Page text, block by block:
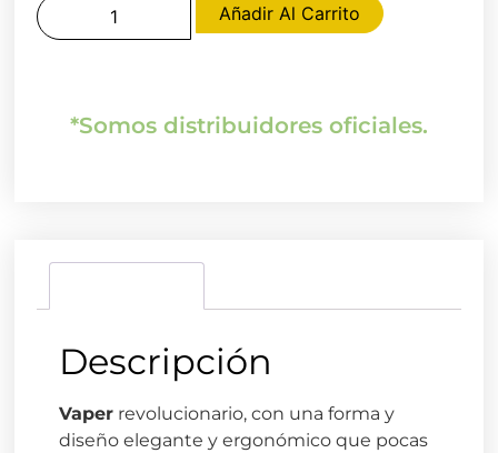
Añadir Al Carrito
*Somos distribuidores oficiales.
Descripción
Vaper revolucionario, con una forma y
diseño elegante y ergonómico que pocas